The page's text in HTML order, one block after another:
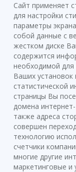
Сайт применяет
для настройки
параметры
собой данные с
жестком диске
содержится
необходимой для
Ваших установок
статистической
страницы Вы
домена
также адреса
совершен
технологию
счетчики
многие другие
маркетинговые и